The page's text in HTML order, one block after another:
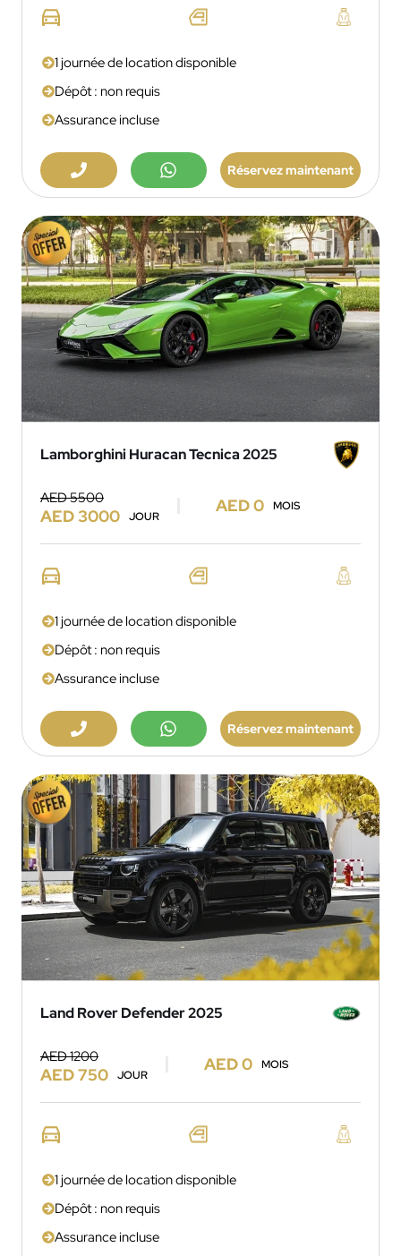
1 journée de location disponible
Dépôt : non requis
Assurance incluse
Réservez maintenant
Lamborghini Huracan Tecnica 2025
AED 5500
AED 3000 JOUR
AED 0 MOIS
1 journée de location disponible
Dépôt : non requis
Assurance incluse
Réservez maintenant
Land Rover Defender 2025
AED 1200
AED 750 JOUR
AED 0 MOIS
1 journée de location disponible
Dépôt : non requis
Assurance incluse